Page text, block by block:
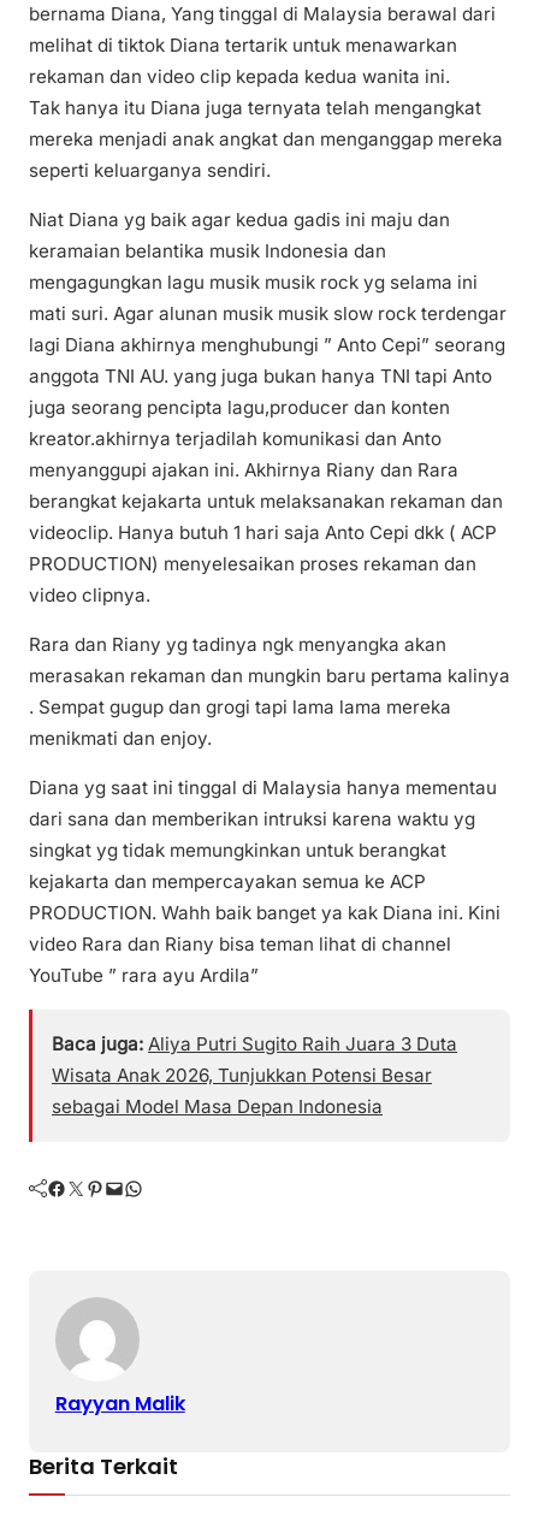
bernama Diana, Yang tinggal di Malaysia berawal dari
melihat di tiktok Diana tertarik untuk menawarkan
rekaman dan video clip kepada kedua wanita ini.
Tak hanya itu Diana juga ternyata telah mengangkat
mereka menjadi anak angkat dan menganggap mereka
seperti keluarganya sendiri.
Niat Diana yg baik agar kedua gadis ini maju dan
keramaian belantika musik Indonesia dan
mengagungkan lagu musik musik rock yg selama ini
mati suri. Agar alunan musik musik slow rock terdengar
lagi Diana akhirnya menghubungi ” Anto Cepi” seorang
anggota TNI AU. yang juga bukan hanya TNI tapi Anto
juga seorang pencipta lagu,producer dan konten
kreator.akhirnya terjadilah komunikasi dan Anto
menyanggupi ajakan ini. Akhirnya Riany dan Rara
berangkat kejakarta untuk melaksanakan rekaman dan
videoclip. Hanya butuh 1 hari saja Anto Cepi dkk ( ACP
PRODUCTION) menyelesaikan proses rekaman dan
video clipnya.
Rara dan Riany yg tadinya ngk menyangka akan
merasakan rekaman dan mungkin baru pertama kalinya
. Sempat gugup dan grogi tapi lama lama mereka
menikmati dan enjoy.
Diana yg saat ini tinggal di Malaysia hanya mementau
dari sana dan memberikan intruksi karena waktu yg
singkat yg tidak memungkinkan untuk berangkat
kejakarta dan mempercayakan semua ke ACP
PRODUCTION. Wahh baik banget ya kak Diana ini. Kini
video Rara dan Riany bisa teman lihat di channel
YouTube ” rara ayu Ardila”
Baca juga: Aliya Putri Sugito Raih Juara 3 Duta
Wisata Anak 2026, Tunjukkan Potensi Besar
sebagai Model Masa Depan Indonesia
Facebook Twitter Pinterest Mail WhatsApp
Rayyan Malik
Berita Terkait